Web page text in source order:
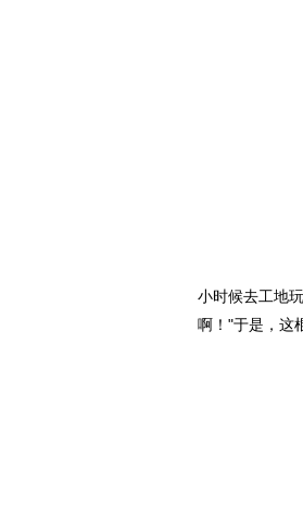
小时候去工地
啊！"于是，这